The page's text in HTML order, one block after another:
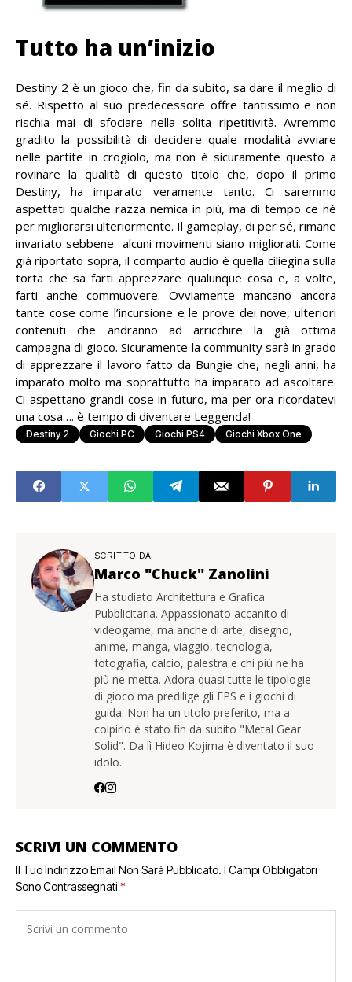
Tutto ha un’inizio
Destiny 2 è un gioco che, fin da subito, sa dare il meglio di
sé. Rispetto al suo predecessore offre tantissimo e non
rischia mai di sfociare nella solita ripetitività. Avremmo
gradito la possibilità di decidere quale modalità avviare
nelle partite in crogiolo, ma non è sicuramente questo a
rovinare la qualità di questo titolo che, dopo il primo
Destiny, ha imparato veramente tanto. Ci saremmo
aspettati qualche razza nemica in più, ma di tempo ce né
per migliorarsi ulteriormente. Il gameplay, di per sé, rimane
invariato sebbene alcuni movimenti siano migliorati. Come
già riportato sopra, il comparto audio è quella ciliegina sulla
torta che sa farti apprezzare qualunque cosa e, a volte,
farti anche commuovere. Ovviamente mancano ancora
tante cose come l’incursione e le prove dei nove, ulteriori
contenuti che andranno ad arricchire la già ottima
campagna di gioco. Sicuramente la community sarà in grado
di apprezzare il lavoro fatto da Bungie che, negli anni, ha
imparato molto ma soprattutto ha imparato ad ascoltare.
Ci aspettano grandi cose in futuro, ma per ora ricordatevi
una cosa…. è tempo di diventare Leggenda!
Destiny 2 Giochi PC Giochi PS4 Giochi Xbox One
SCRITTO DA
Marco "Chuck" Zanolini
Ha studiato Architettura e Grafica
Pubblicitaria. Appassionato accanito di
videogame, ma anche di arte, disegno,
anime, manga, viaggio, tecnologia,
fotografia, calcio, palestra e chi più ne ha
più ne metta. Adora quasi tutte le tipologie
di gioco ma predilige gli FPS e i giochi di
guida. Non ha un titolo preferito, ma a
colpirlo è stato fin da subito "Metal Gear
Solid". Da lì Hideo Kojima è diventato il suo
idolo.
SCRIVI UN COMMENTO
Il Tuo Indirizzo Email Non Sarà Pubblicato. I Campi Obbligatori
Sono Contrassegnati *